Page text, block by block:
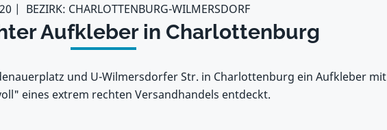
BEZIRK: CHARLOTTENBURG-WILMERSDORF
Aufkleber in Charlottenburg
und U-Wilmersdorfer Str. in Charlottenburg ein Aufkleber mit
eines extrem rechten Versandhandels entdeckt.